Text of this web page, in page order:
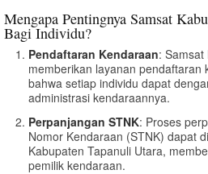
Mengapa Pentingnya Samsat
Bagi Individu?
Pendaftaran Kendaraan: Samsat
memberikan layanan pendaftaran
bahwa setiap individu dapat
administrasi kendaraannya.
Perpanjangan STNK: Proses
Nomor Kendaraan (STNK) dapat
Kabupaten Tapanuli Utara,
pemilik kendaraan.